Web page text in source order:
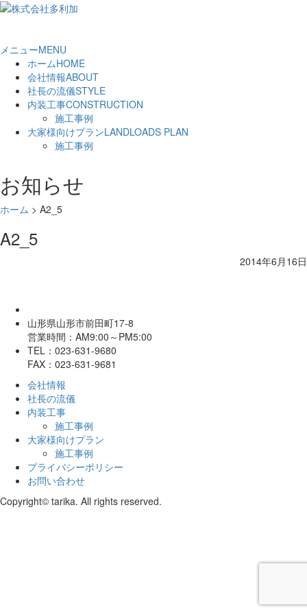
メニューMENU
ホームHOME
会社情報ABOUT
社長の流儀STYLE
内装工事CONSTRUCTION
施工事例
大家様向けプランLANDLOADS PLAN
施工事例
お知らせ
ホーム > A2_5
A2_5
2014年6月16日
山形県山形市前田町17-8
営業時間：AM9:00～PM5:00
TEL：023-631-9680
FAX：023-631-9681
会社情報
社長の流儀
内装工事
施工事例
大家様向けプラン
施工事例
プライバシーポリシー
お問い合わせ
Copyright© tarika. All rights reserved.